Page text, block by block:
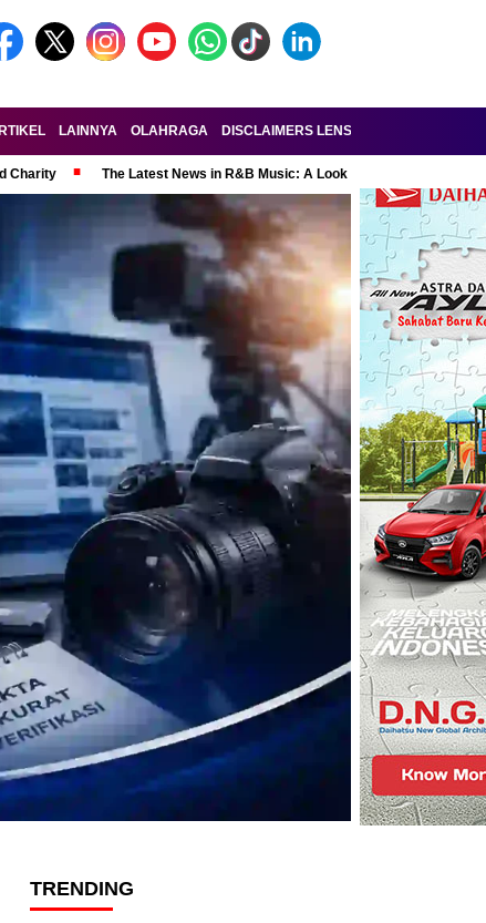
LAINNYA OLAHRAGA DISCLAIMERS LENSA-RAKYAT.COM
Charity The Latest News in R&B Music: A Look at Super Bowl
TRENDING